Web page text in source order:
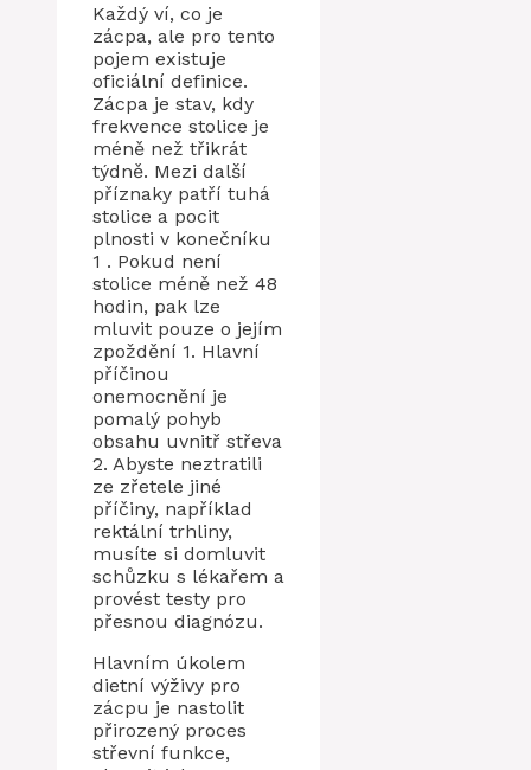
Každý ví, co je
zácpa, ale pro tento
pojem existuje
oficiální definice.
Zácpa je stav, kdy
frekvence stolice je
méně než třikrát
týdně. Mezi další
příznaky patří tuhá
stolice a pocit
plnosti v konečníku
1 . Pokud není
stolice méně než 48
hodin, pak lze
mluvit pouze o jejím
zpoždění 1. Hlavní
příčinou
onemocnění je
pomalý pohyb
obsahu uvnitř střeva
2. Abyste neztratili
ze zřetele jiné
příčiny, například
rektální trhliny,
musíte si domluvit
schůzku s lékařem a
provést testy pro
přesnou diagnózu.
Hlavním úkolem
dietní výživy pro
zácpu je nastolit
přirozený proces
střevní funkce,